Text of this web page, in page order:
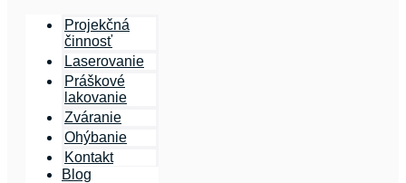
Projekčná
činnosť
Laserovanie
Práškové
lakovanie
Zváranie
Ohýbanie
Kontakt
Blog